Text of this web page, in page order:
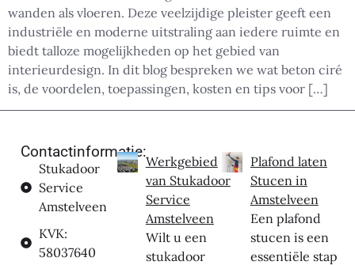
wanden als vloeren. Deze veelzijdige pleister geeft een
industriële en moderne uitstraling aan iedere ruimte en
biedt talloze mogelijkheden op het gebied van
interieurdesign. In dit blog bespreken we wat beton ciré
is, de voordelen, toepassingen, kosten en tips voor […]
Contactinformatie:
Stukadoor
Service
Amstelveen
KVK:
58037640
Werkgebied
van Stukadoor
Service
Amstelveen
Wilt u een
stukadoor
Plafond laten
Stucen in
Amstelveen
Een plafond
stucen is een
essentiële stap